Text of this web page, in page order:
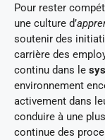
Pour rester
une culture d’
soutenir des
carrière des
continu dans le
environnement
activement dans
conduire à une
continue des